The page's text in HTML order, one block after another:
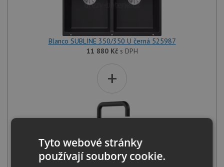
Blanco SUBLINE 350/350 U černá 525987
11 880 Kčs DPH
+
Tyto webové stránky
používají soubory cookie.